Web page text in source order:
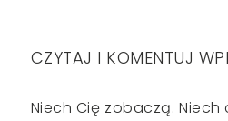
CZYTAJ I KOMENTUJ
Niech Cię zobaczą.